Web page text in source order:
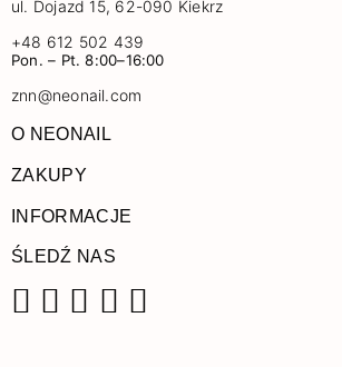
ul. Dojazd 15, 62-090 Kiekrz
+48 612 502 439
Pon. – Pt. 8:00–16:00
znn@neonail.com
O NEONAIL
ZAKUPY
INFORMACJE
ŚLEDŹ NAS